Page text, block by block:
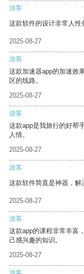
游客
这款软件的设计非常人性
2025-08-27
游客
这款加速器app的加速效
区的线路。
2025-08-27
游客
这款app是我旅行的好帮
人情。
2025-08-27
游客
这款软件简直是神器，解
2025-08-27
游客
这款app的课程非常丰富
己感兴趣的知识。
2025-08-27